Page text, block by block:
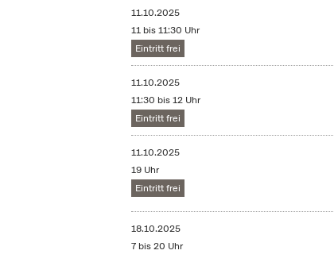
11.10.2025
11 bis 11:30 Uhr
Eintritt frei
11.10.2025
11:30 bis 12 Uhr
Eintritt frei
11.10.2025
19 Uhr
Eintritt frei
18.10.2025
7 bis 20 Uhr